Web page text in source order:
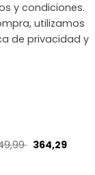
y condiciones.
utilizamos
de privacidad y
El
364,29